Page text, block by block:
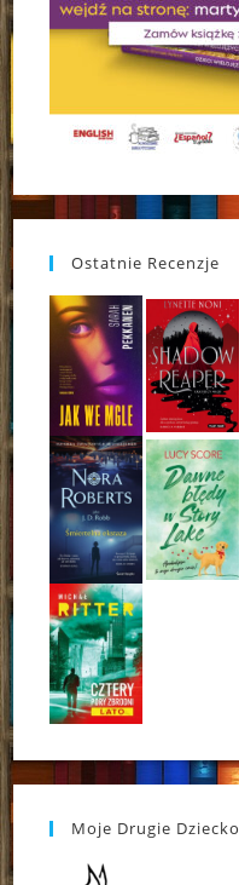
Ostatnie Recenzje
Moje Drugie Dziecko